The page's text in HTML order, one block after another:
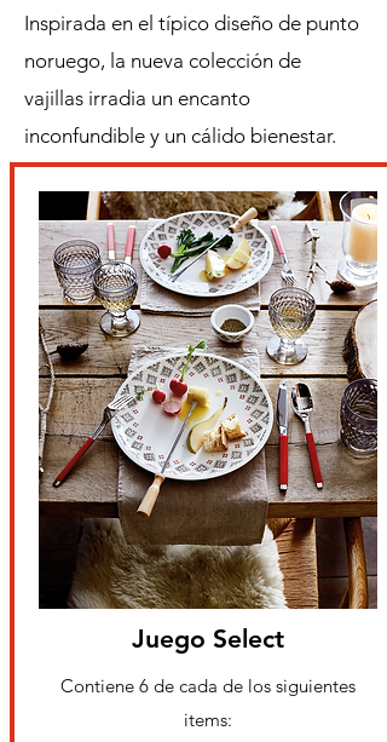
Inspirada en el típico diseño de punto
noruego, la nueva colección de
vajillas irradia un encanto
inconfundible y un cálido bienestar.
Juego Select
Contiene 6 de cada de los siguientes
items: